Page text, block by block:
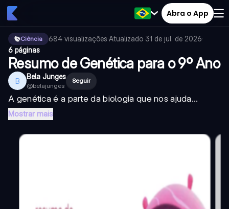
Abra o App
Ciência 684 visualizações·Atualizado 31 de jul. de 2026·
6 páginas
Resumo de Genética para o 9º Ano
B Bela Junges
@belajunges
Seguir
A genética é a parte da biologia que nos ajuda...
Mostrar mais